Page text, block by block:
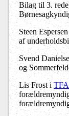
Bilag til 3.
Steen
af
Svend
og
Lis Frost i